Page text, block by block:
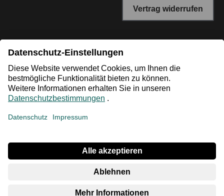
Vertrag widerrufen
*Niedrigster Gesamtpreis der letzten 30 Tage vor der